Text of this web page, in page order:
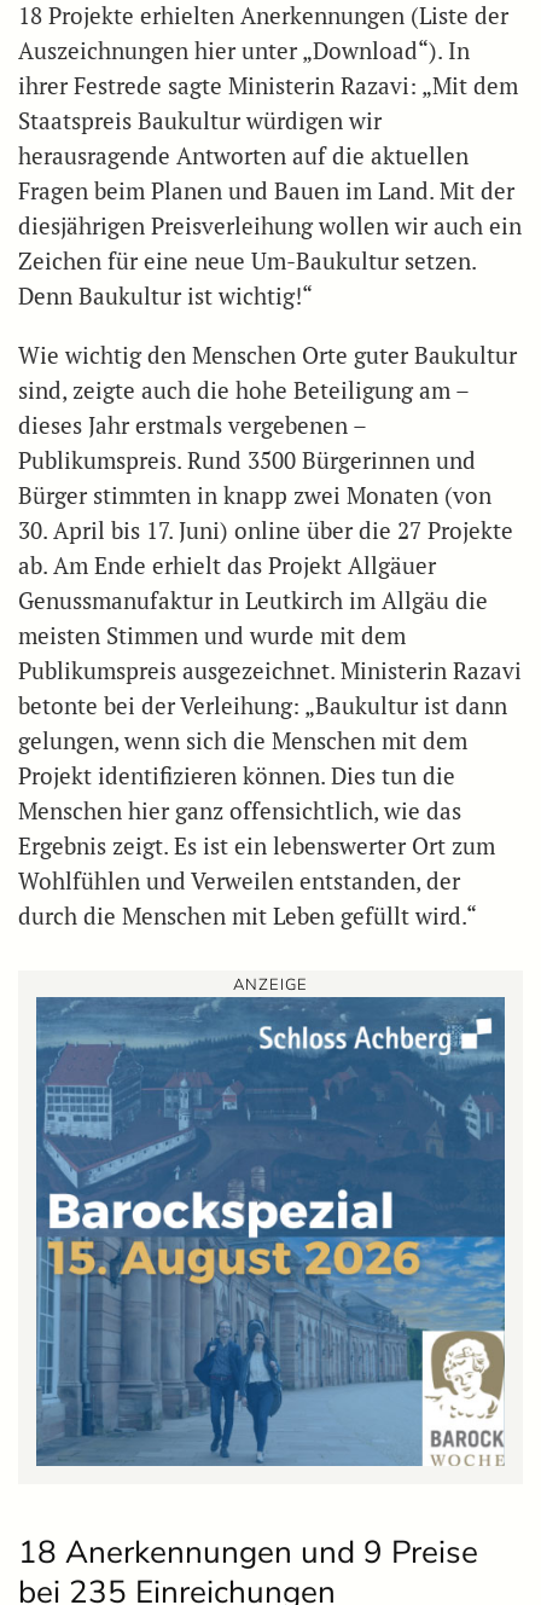
18 Projekte erhielten Anerkennungen (Liste der
Auszeichnungen hier unter „Download“). In
ihrer Festrede sagte Ministerin Razavi: „Mit dem
Staatspreis Baukultur würdigen wir
herausragende Antworten auf die aktuellen
Fragen beim Planen und Bauen im Land. Mit der
diesjährigen Preisverleihung wollen wir auch ein
Zeichen für eine neue Um-Baukultur setzen.
Denn Baukultur ist wichtig!“
Wie wichtig den Menschen Orte guter Baukultur
sind, zeigte auch die hohe Beteiligung am –
dieses Jahr erstmals vergebenen –
Publikumspreis. Rund 3500 Bürgerinnen und
Bürger stimmten in knapp zwei Monaten (von
30. April bis 17. Juni) online über die 27 Projekte
ab. Am Ende erhielt das Projekt Allgäuer
Genussmanufaktur in Leutkirch im Allgäu die
meisten Stimmen und wurde mit dem
Publikumspreis ausgezeichnet. Ministerin Razavi
betonte bei der Verleihung: „Baukultur ist dann
gelungen, wenn sich die Menschen mit dem
Projekt identifizieren können. Dies tun die
Menschen hier ganz offensichtlich, wie das
Ergebnis zeigt. Es ist ein lebenswerter Ort zum
Wohlfühlen und Verweilen entstanden, der
durch die Menschen mit Leben gefüllt wird.“
ANZEIGE
18 Anerkennungen und 9 Preise
bei 235 Einreichungen